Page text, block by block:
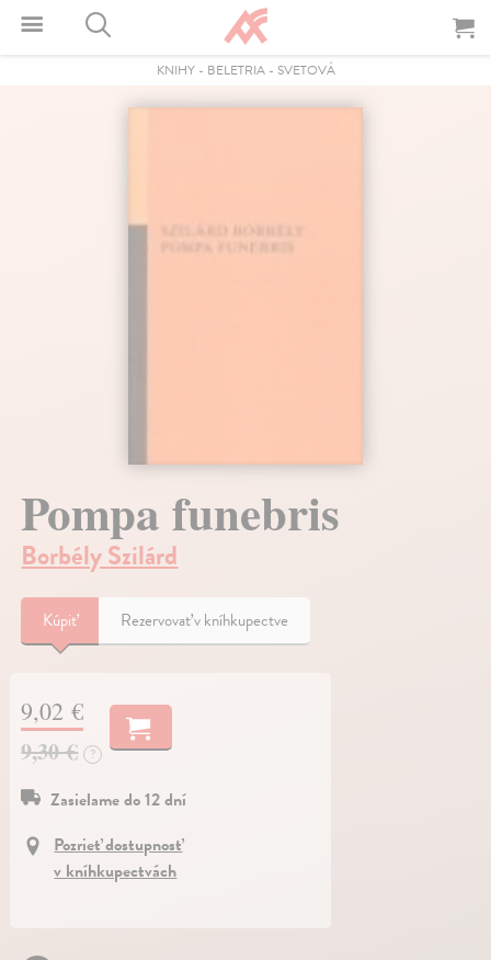
KNIHY- BELETRIA- SVETOVÁ
Pompa funebris
Borbély Szilárd
Kúpiť Rezervovať v kníhkupectve
9,02 €
9,30 € ?
Zasielame do 12 dní
Pozrieť dostupnosť
v kníhkupectvách